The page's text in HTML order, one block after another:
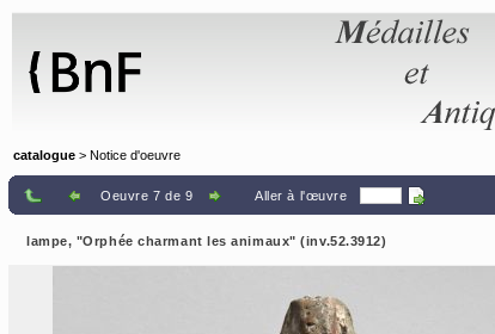
catalogue > Notice d'oeuvre
Oeuvre 7 de 9 Aller à l'œuvre
lampe, "Orphée charmant les animaux" (inv.52.3912)